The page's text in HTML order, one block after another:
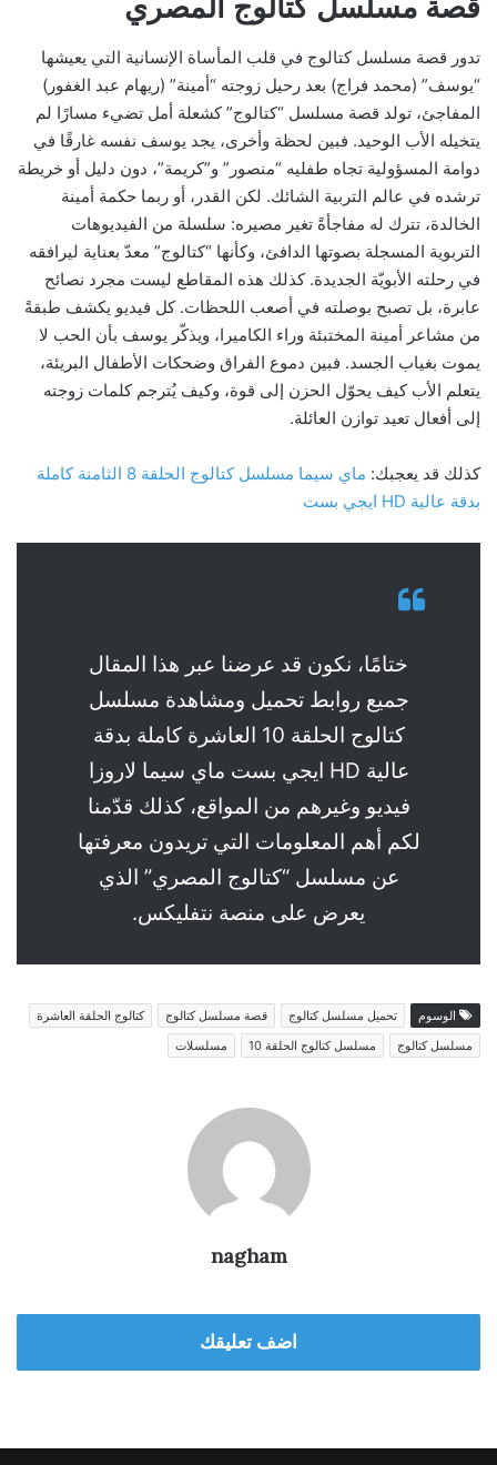
تدور قصة مسلسل كتالوج في قلب المأساة الإنسانية التي يعيشها
“يوسف” (محمد فراج) بعد رحيل زوجته “أمينة” (ريهام عبد الغفور)
المفاجئ، تولد قصة مسلسل “كتالوج” كشعلة أمل تضيء مسارًا لم
يتخيله الأب الوحيد. فبين لحظة وأخرى، يجد يوسف نفسه غارقًا في
دوامة المسؤولية تجاه طفليه “منصور” و”كريمة”، دون دليل أو خريطة
ترشده في عالم التربية الشائك. لكن القدر، أو ربما حكمة أمينة
الخالدة، تترك له مفاجأةً تغير مصيره: سلسلة من الفيديوهات
التربوية المسجلة بصوتها الدافئ، وكأنها “كتالوج” معدّ بعناية ليرافقه
في رحلته الأبويّة الجديدة. كذلك هذه المقاطع ليست مجرد نصائح
عابرة، بل تصبح بوصلته في أصعب اللحظات. كل فيديو يكشف طبقةً
من مشاعر أمينة المختبئة وراء الكاميرا، ويذكّر يوسف بأن الحب لا
يموت بغياب الجسد. فبين دموع الفراق وضحكات الأطفال البريئة،
يتعلم الأب كيف يحوّل الحزن إلى قوة، وكيف يُترجم كلمات زوجته
إلى أفعال تعيد توازن العائلة.
كذلك قد يعجبك:
ماي سيما مسلسل كتالوج الحلقة 8 الثامنة كاملة
بدقة عالية HD ايجي بست
ختامًا، نكون قد عرضنا عبر هذا المقال
جميع روابط تحميل ومشاهدة مسلسل
كتالوج الحلقة 10 العاشرة كاملة بدقة
عالية HD ايجي بست ماي سيما لاروزا
فيديو وغيرهم من المواقع، كذلك قدّمنا
لكم أهم المعلومات التي تريدون معرفتها
عن مسلسل “كتالوج المصري” الذي
يعرض على منصة نتفليكس.
الوسوم تحميل مسلسل كتالوج قصة مسلسل كتالوج
كتالوج الحلقة العاشرة
مسلسل كتالوج
مسلسل كتالوج الحلقة 10 مسلسلات
nagham
اضف تعليقك